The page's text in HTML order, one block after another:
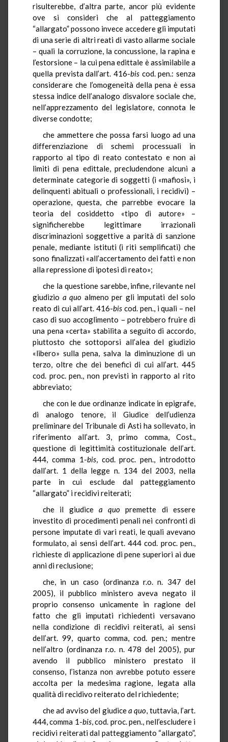
risulterebbe, d’altra parte, ancor più evidente
ove si consideri che al patteggiamento
“allargato” possono invece accedere gli imputati
di una serie di altri reati di vasto allarme sociale
– quali la corruzione, la concussione, la rapina e
l’estorsione – la cui pena edittale è assimilabile a
quella prevista dall’art. 416-bis cod. pen.: senza
considerare che l’omogeneità della pena è essa
stessa indice dell’analogo disvalore sociale che,
nell’apprezzamento del legislatore, connota le
diverse condotte;
che ammettere che possa farsi luogo ad una
differenziazione di schemi processuali in
rapporto al tipo di reato contestato e non ai
limiti di pena edittale, precludendone alcuni a
determinate categorie di soggetti (i «mafiosi», i
delinquenti abituali o professionali, i recidivi) –
operazione, questa, che parrebbe evocare la
teoria del cosiddetto «tipo di autore» –
significherebbe legittimare irrazionali
discriminazioni soggettive a parità di sanzione
penale, mediante istituti (i riti semplificati) che
sono finalizzati «all’accertamento dei fatti e non
alla repressione di ipotesi di reato»;
che la questione sarebbe, infine, rilevante nel
giudizio a quo almeno per gli imputati del solo
reato di cui all’art. 416­-bis cod. pen., i quali – nel
caso di suo accoglimento – potrebbero fruire di
una pena «certa» stabilita a seguito di accordo,
piuttosto che sottoporsi all’alea del giudizio
«libero» sulla pena, salva la diminuzione di un
terzo, oltre che dei benefici di cui all’art. 445
cod. proc. pen., non previsti in rapporto al rito
abbreviato;
che con le due ordinanze indicate in epigrafe,
di analogo tenore, il Giudice dell’udienza
preliminare del Tribunale di Asti ha sollevato, in
riferimento all’art. 3, primo comma, Cost.,
questione di legittimità costituzionale dell’art.
444, comma 1-bis, cod. proc. pen., introdotto
dall’art. 1 della legge n. 134 del 2003, nella
parte in cui esclude dal patteggiamento
“allargato” i recidivi reiterati;
che il giudice a quo premette di essere
investito di procedimenti penali nei confronti di
persone imputate di vari reati, le quali avevano
formulato, ai sensi dell’art. 444 cod. proc. pen.,
richieste di applicazione di pene superiori ai due
anni di reclusione;
che, in un caso (ordinanza r.o. n. 347 del
2005), il pubblico ministero aveva negato il
proprio consenso unicamente in ragione del
fatto che gli imputati richiedenti versavano
nella condizione di recidivi reiterati, ai sensi
dell’art. 99, quarto comma, cod. pen.; mentre
nell’altro (ordinanza r.o. n. 478 del 2005), pur
avendo il pubblico ministero prestato il
consenso, l’istanza non avrebbe potuto essere
accolta per la medesima ragione, legata alla
qualità di recidivo reiterato del richiedente;
che ad avviso del giudicea quo, tuttavia, l’art.
444, comma 1-bis, cod. proc. pen., nell’escludere i
recidivi reiterati dal patteggiamento “allargato”,